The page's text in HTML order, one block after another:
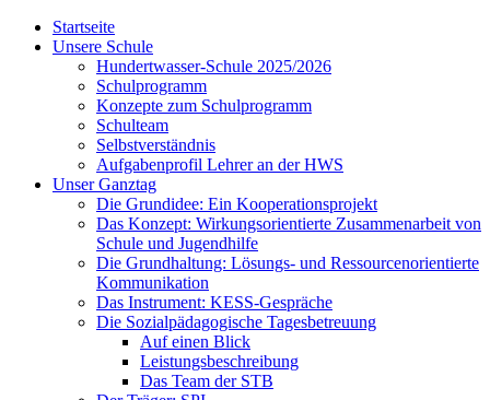
Startseite
Unsere Schule
Hundertwasser-Schule 2025/2026
Schulprogramm
Konzepte zum Schulprogramm
Schulteam
Selbst­ver­ständ­nis
Aufgabenprofil Lehrer an der HWS
Unser Ganztag
Die Grundidee: Ein Kooperationsprojekt
Das Konzept: Wirkungsorientierte Zusammenarbeit von
Schule und Jugendhilfe
Die Grundhaltung: Lösungs- und Ressourcenorientierte
Kommunikation
Das Instrument: KESS-Gespräche
Die Sozialpädagogische Tagesbetreuung
Auf einen Blick
Leistungsbeschreibung
Das Team der STB